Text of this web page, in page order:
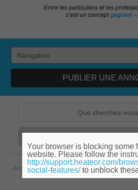
PUBLIER UNE
Accueil » Lorraine » Vosges » Services loisirs et
Your browser is blocking some
website. Please follow the
http://support.heateor.com/
social-features/to unblock